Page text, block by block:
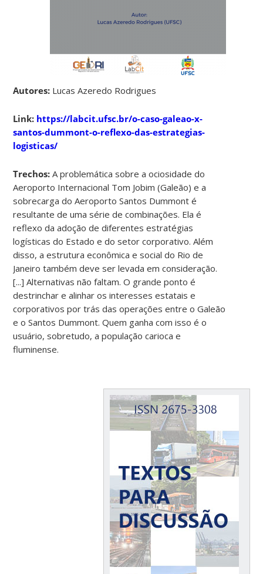
Autores: Lucas Azeredo Rodrigues
Link: https://labcit.ufsc.br/o-caso-galeao-x-
santos-dummont-o-reflexo-das-estrategias-
logisticas/
Trechos: A problemática sobre a ociosidade do
Aeroporto Internacional Tom Jobim (Galeão) e a
sobrecarga do Aeroporto Santos Dummont é
resultante de uma série de combinações. Ela é
reflexo da adoção de diferentes estratégias
logísticas do Estado e do setor corporativo. Além
disso, a estrutura econômica e social do Rio de
Janeiro também deve ser levada em consideração.
[...] Alternativas não faltam. O grande ponto é
destrinchar e alinhar os interesses estatais e
corporativos por trás das operações entre o Galeão
e o Santos Dummont. Quem ganha com isso é o
usuário, sobretudo, a população carioca e
fluminense.